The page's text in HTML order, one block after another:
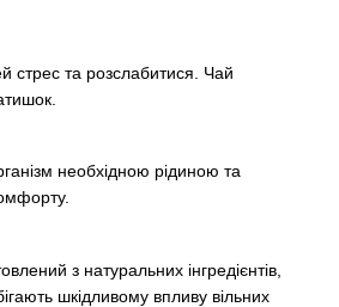
стрес та розслабитися. Чай
необхідною рідиною та
з натуральних інгредієнтів,
шкідливому впливу вільних